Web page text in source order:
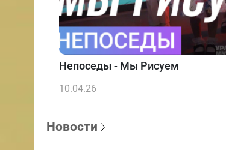
Непоседы - Мы Рисуем
10.04.26
Новости